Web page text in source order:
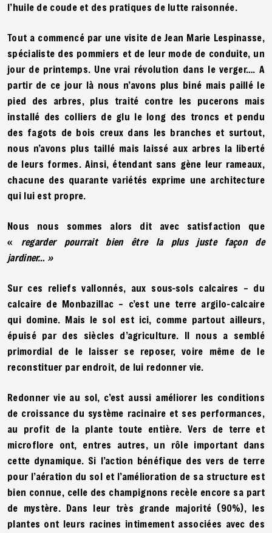
l’huile de coude et des pratiques de lutte raisonnée.
Tout a commencé par une visite de Jean Marie Lespinasse,
spécialiste des pommiers et de leur mode de conduite, un
jour de printemps. Une vrai révolution dans le verger…. A
partir de ce jour là nous n’avons plus biné mais paillé le
pied des arbres, plus traité contre les pucerons mais
installé des colliers de glu le long des troncs et pendu
des fagots de bois creux dans les branches et surtout,
nous n’avons plus taillé mais laissé aux arbres la liberté
de leurs formes. Ainsi, étendant sans gène leur rameaux,
chacune des quarante variétés exprime une architecture
qui lui est propre.
Nous nous sommes alors dit avec satisfaction que
« regarder pourrait bien être la plus juste façon de
jardiner… »
Sur ces reliefs vallonnés, aux sous-sols calcaires – du
calcaire de Monbazillac – c’est une terre argilo-calcaire
qui domine. Mais le sol est ici, comme partout ailleurs,
épuisé par des siècles d’agriculture. Il nous a semblé
primordial de le laisser se reposer, voire même de le
reconstituer par endroit, de lui redonner vie.
Redonner vie au sol, c’est aussi améliorer les conditions
de croissance du système racinaire et ses performances,
au profit de la plante toute entière. Vers de terre et
microflore ont, entres autres, un rôle important dans
cette dynamique. Si l’action bénéfique des vers de terre
pour l’aération du sol et l’amélioration de sa structure est
bien connue, celle des champignons recèle encore sa part
de mystère. Dans leur très grande majorité (90%), les
plantes ont leurs racines intimement associées avec des